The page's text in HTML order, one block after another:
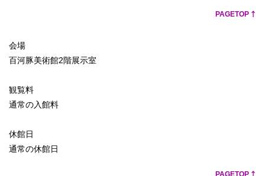
PAGETOP
会場
百河豚美術館2階展示室
観覧料
通常の入館料
休館日
通常の休館日
PAGETOP